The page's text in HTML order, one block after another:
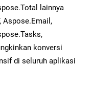
lainnya
Aspose.Email,
konversi
di seluruh aplikasi